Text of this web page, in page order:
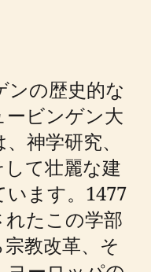
ンの歴史的な
ービンゲン大
神学研究、
て壮麗な建
ます。1477
たこの学部
教改革、そ